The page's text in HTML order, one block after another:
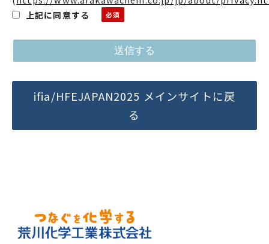
上記に同意する
ifia/HFEJAPAN2025 メインサイトに戻
る